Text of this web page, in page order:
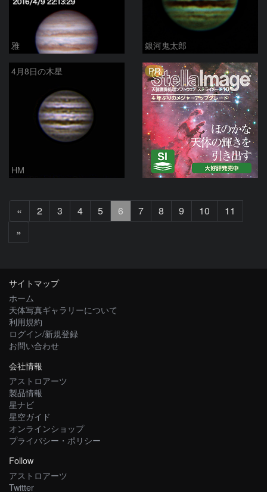
雅 銀河鬼太郎
4月8日の木星
HM
PR
«
へ
2 3 4 5 6 7 8 9 10
11
»
へ
サイトマップ
ホーム
天体写真ギャラリーについて
利用規約
ログイン/新規登録
お問い合わせ
会社情報
アストロアーツ
製品情報
星ナビ
星空ガイド
オンラインショップ
プライバシー・ポリシー
Follow
アストロアーツ
Twitter